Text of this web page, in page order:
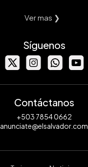
Ver mas ❯
Síguenos
Contáctanos
+503 7854 0662
anunciate@elsalvador.com